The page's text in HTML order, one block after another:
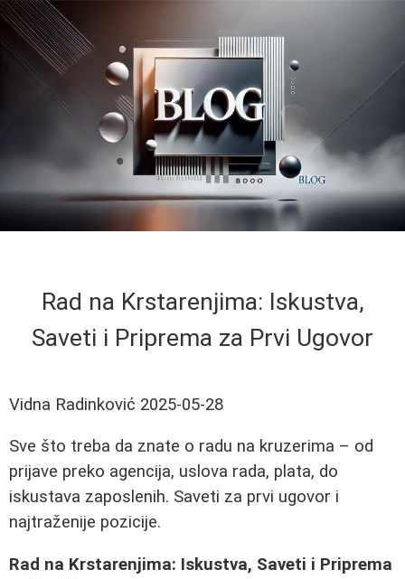
Rad na Krstarenjima: Iskustva,
Saveti i Priprema za Prvi Ugovor
Vidna Radinković 2025-05-28
Sve što treba da znate o radu na kruzerima – od
prijave preko agencija, uslova rada, plata, do
iskustava zaposlenih. Saveti za prvi ugovor i
najtraženije pozicije.
Rad na Krstarenjima: Iskustva, Saveti i Priprema